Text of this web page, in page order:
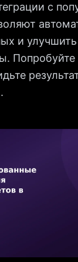
с
и
Попробуйте